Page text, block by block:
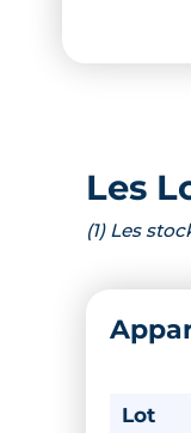
Les
(1) Les
Lot